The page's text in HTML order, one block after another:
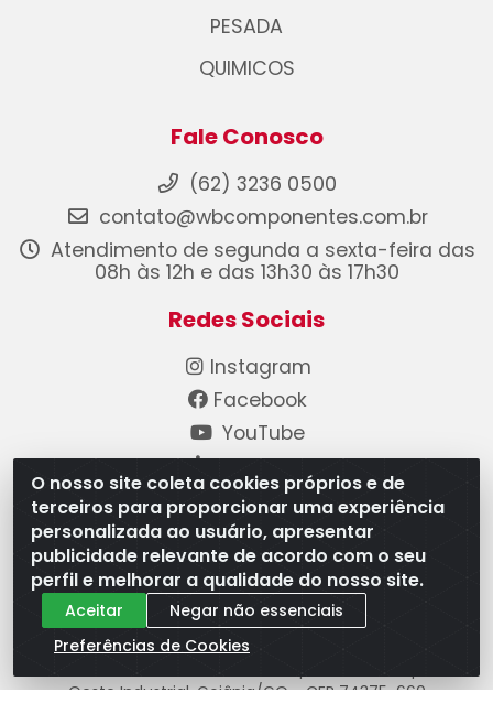
O nosso site coleta cookies próprios e de
terceiros para proporcionar uma experiência
personalizada ao usuário, apresentar
publicidade relevante de acordo com o seu
perfil e melhorar a qualidade do nosso site.
Aceitar
Negar não essenciais
Preferências de Cookies
PESADA
QUIMICOS
Fale Conosco
(62) 3236 0500
contato@wbcomponentes.com.br
Atendimento de segunda a sexta-feira das
08h às 12h e das 13h30 às 17h30
Redes Sociais
Instagram
Facebook
YouTube
Linkedin
Formas de Pagamento
WB Componentes Automotivos LTDA - CNPJ
Oeste Industrial, Goiânia/GO - CEP 74375-660